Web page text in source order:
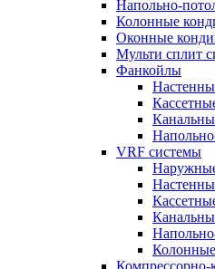
Напольно-
Колонные
Оконные
Мульти сплит
Фанкойлы
VRF системы
Колонные
Компрессорно-